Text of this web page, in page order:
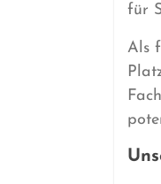
für
Als